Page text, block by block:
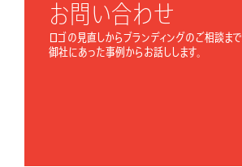
お問い合わせ
ロゴの見直しからブランディングのご相談まで。
御社にあった事例からお話しします。